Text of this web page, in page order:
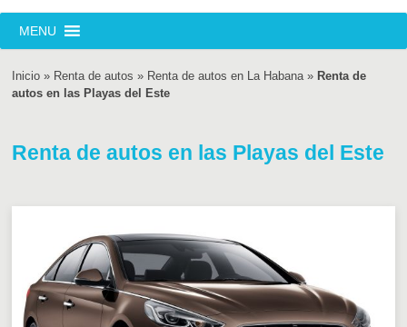
MENU
Inicio » Renta de autos » Renta de autos en La Habana » Renta de
autos en las Playas del Este
Renta de autos en las Playas del Este